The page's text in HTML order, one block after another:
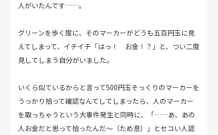
人がいたんです……。
グリーンを歩く度に、そのマーカーがどうも五百円玉に見
えてしまって、イチイチ「はっ！ お金！？」と、つい二度
見してしまう自分がいました。
いくら似ているからと言って500円玉そっくりのマーカーを
うっかり拾って確認なんてしてしまったら、人のマーカー
を取っちゃうという大事件発生と同時に、「……あ、あの
人お金だと思って拾ったんだ〜（ため息）」とセコい人認